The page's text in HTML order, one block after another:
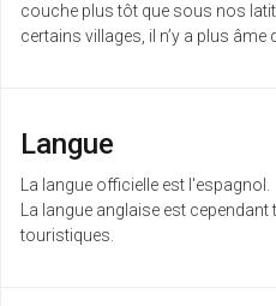
couche plus tôt que sous nos
certains villages, il n’y a plus âme
Langue
La langue officielle est l'espagnol.
La langue anglaise est
touristiques.